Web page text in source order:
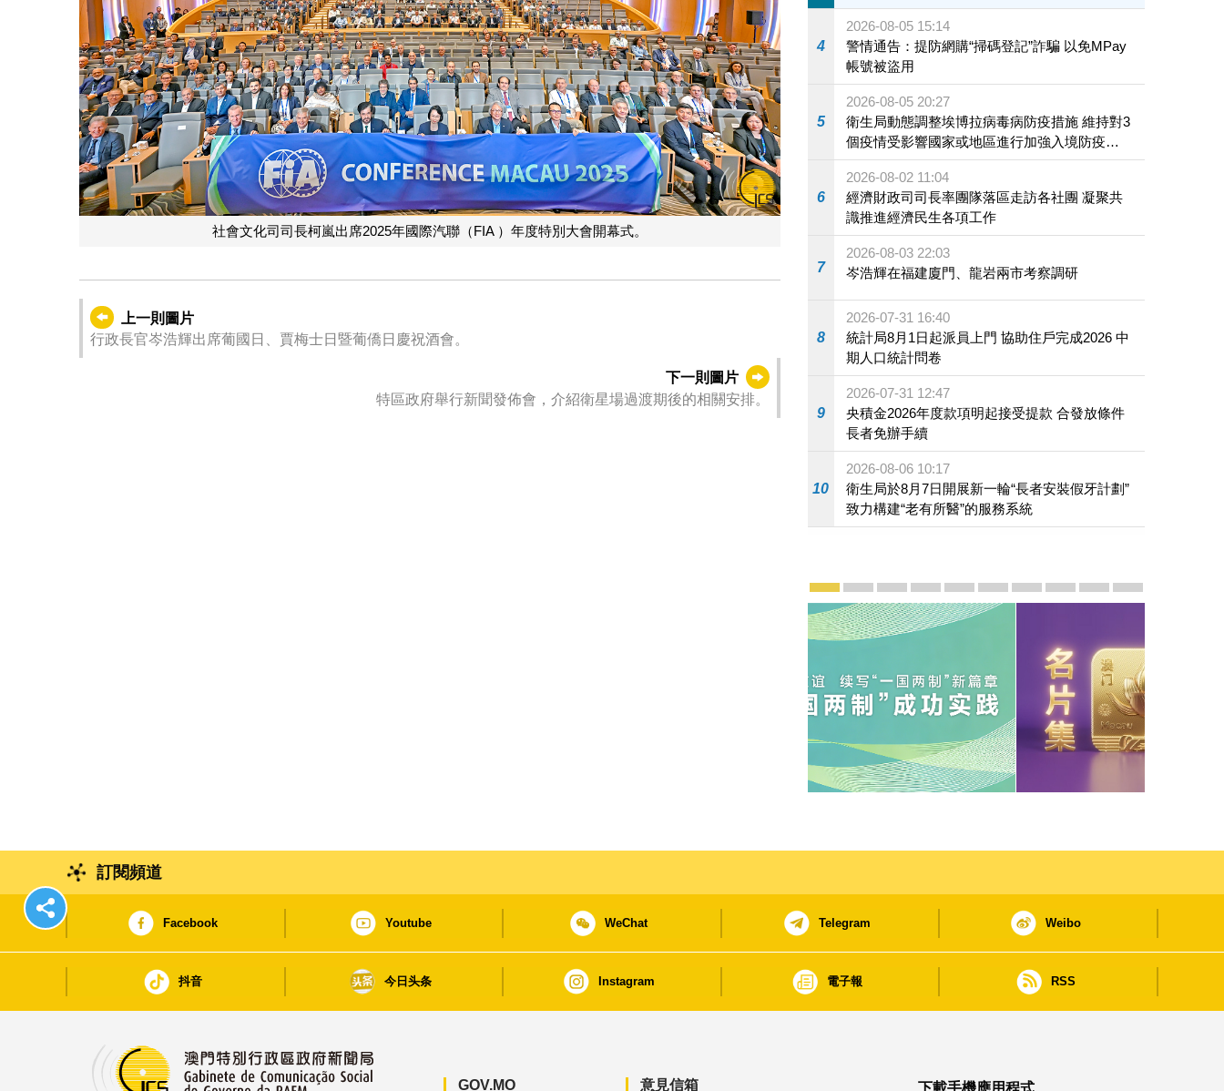
社會文化司司長柯嵐出席2025年國際汽聯（FIA ）年度特別大會開幕式。
上一則圖片
行政長官岑浩輝出席葡國日、賈梅士日暨葡僑日慶祝酒會。
下一則圖片
特區政府舉行新聞發佈會，介紹衛星場過渡期後的相關安排。
4
2026-08-05 15:14
警情通告：提防網購“掃碼登記”詐騙 以免MPay
帳號被盜用
5
2026-08-05 20:27
衛生局動態調整埃博拉病毒病防疫措施 維持對3
個疫情受影響國家或地區進行加強入境防疫措
施
6
2026-08-02 11:04
經濟財政司司長率團隊落區走訪各社團 凝聚共
識推進經濟民生各項工作
7
2026-08-03 22:03
岑浩輝在福建廈門、龍岩兩市考察調研
8
2026-07-31 16:40
統計局8月1日起派員上門 協助住戶完成2026 中
期人口統計問卷
9
2026-07-31 12:47
央積金2026年度款項明起接受提款 合發放條件
長者免辦手續
10
2026-08-06 10:17
衛生局於8月7日開展新一輪“長者安裝假牙計劃”
致力構建“老有所醫”的服務系統
宣傳及推廣
賡續中葡傳統友誼 續寫“一國兩制”新篇章 — 澳門“一國
澳門名片集
行政長官岑浩輝11月18日發表2026年施政報
施政特寫澳門特別行政區經濟和社會發展第
橫琴粵澳深度合作區專題網站
施政小講堂
走進澳門澳門相簿2020
《澳门微视
訂閱頻道
Facebook Youtube WeChat Telegram Weibo
抖音 今日头条 Instagram 電子報 RSS
GOV.MO 意見信箱 下載手機應用程式